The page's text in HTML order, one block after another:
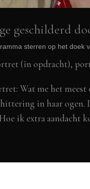
geschilderd
sterren op het doek
(in opdracht),
Wat me het
in haar
ik extra aandacht